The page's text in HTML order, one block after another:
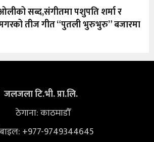
सब्द,संगीतमा पशुपति शर्मा र
तीज गीत “पुतली भुरुभुरु” बजारमा
जलजला टि.भी. प्रा.लि.
ठेगाना: काठमाडौँ
+977-9749344645